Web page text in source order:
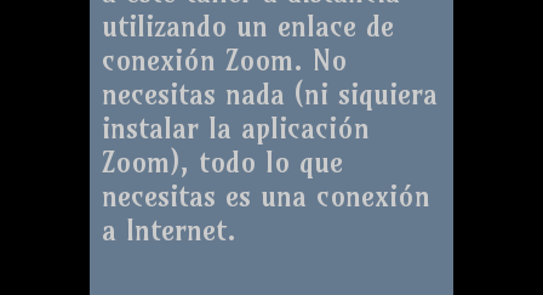
utilizando un enlace de
conexión Zoom. No
necesitas nada (ni siquiera
instalar la aplicación
Zoom), todo lo que
necesitas es una conexión
a Internet.